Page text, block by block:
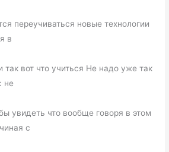
переучиваться новые технологии
в
вот что учиться Не надо уже так
не
увидеть что вообще говоря в этом
с